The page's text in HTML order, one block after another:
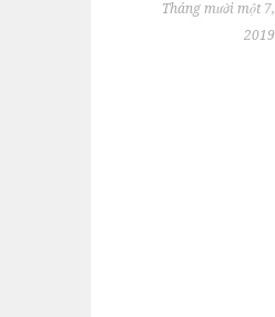
Tháng mười một 7,
2019